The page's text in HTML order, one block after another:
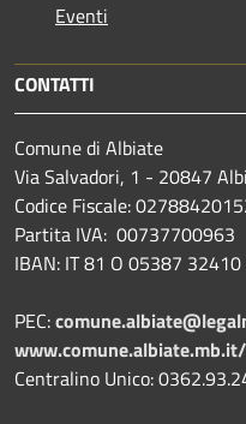
Eventi
CONTATTI
Comune di Albiate
Via Salvadori, 1 - 20847
Codice Fiscale:
Partita IVA: 00737700963
IBAN: IT 81 O 05387
PEC:
Centralino Unico: